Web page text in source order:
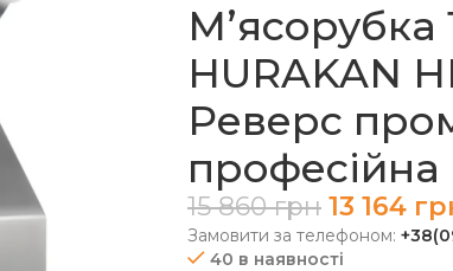
Мʼясорубка
HURAKAN
Реверс
професійна
15 860грн 13 164
Замовити за телефоном:
40 в наявності